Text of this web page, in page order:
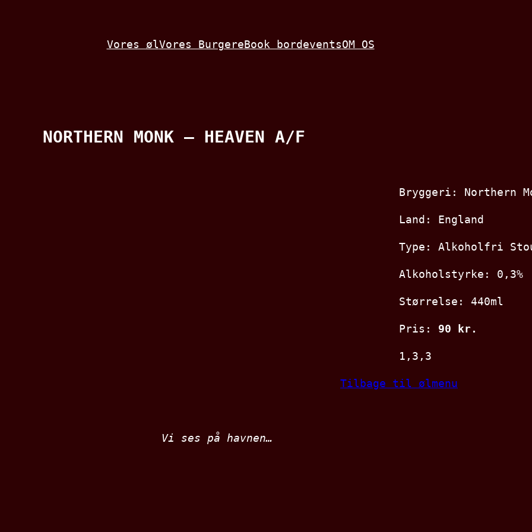
Vores ølVores BurgereBook bordeventsOM OS
NORTHERN MONK – HEAVEN A/F
Bryggeri: Northern
Land: England
Type: Alkoholfri
Alkoholstyrke: 0,3%
Størrelse: 440ml
Pris: 90 kr.
1,3,3
Tilbage til ølmenu
Vi ses på havnen…